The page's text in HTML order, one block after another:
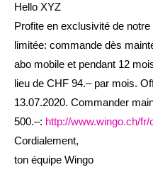
Hello XYZ
Profite en exclusivité de
limitée: commande dès
abo mobile et pendant 12
lieu de CHF 94.– par mois.
13.07.2020. Commander
500.–: http://www.wingo.ch/
Cordialement,
ton équipe Wingo